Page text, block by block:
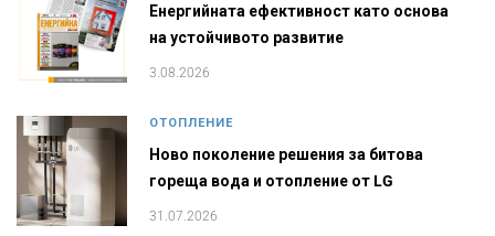
Енергийната ефективност като основа
на устойчивото развитие
3.08.2026
ОТОПЛЕНИЕ
Ново поколение решения за битова
гореща вода и отопление от LG
31.07.2026